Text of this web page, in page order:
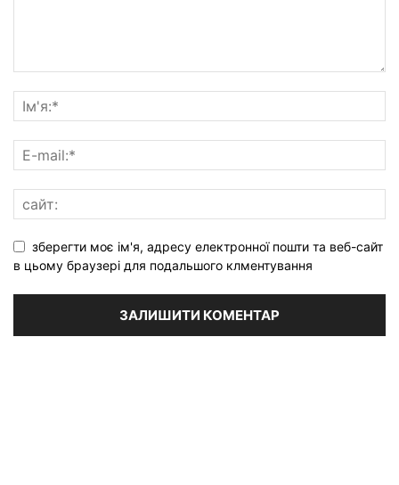
зберегти моє ім'я, адресу електронної пошти та веб-сайт
в цьому браузері для подальшого клментування